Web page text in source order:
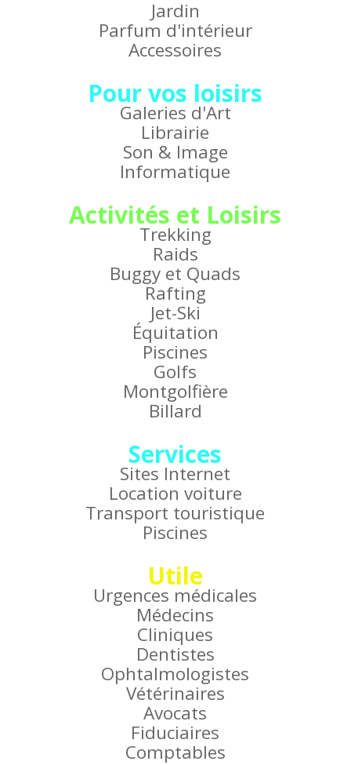
Jardin
Parfum d'intérieur
Accessoires
Pour vos loisirs
Galeries d'Art
Librairie
Son & Image
Informatique
Activités et Loisirs
Trekking
Raids
Buggy et Quads
Rafting
Jet-Ski
Équitation
Piscines
Golfs
Montgolfière
Billard
Services
Sites Internet
Location voiture
Transport touristique
Piscines
Utile
Urgences médicales
Médecins
Cliniques
Dentistes
Ophtalmologistes
Vétérinaires
Avocats
Fiduciaires
Comptables